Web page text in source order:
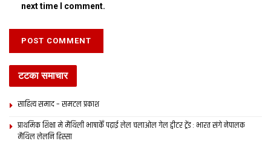
next time I comment.
टटका समाचार
साहित्य समाद – समटल प्रकाश
प्राथमिक शि‍क्षा मे मैथि‍ली भाषाकेँ पढ़ाई लेल चलाओल गेल ट्वीटर ट्रेंड : भारत संगे नेपालक
मैथिल लेलनि हिस्सा